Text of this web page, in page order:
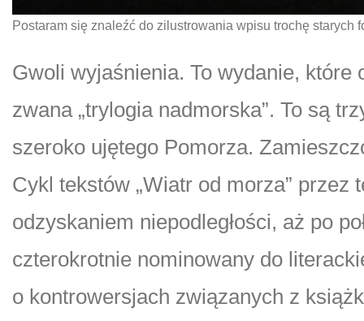
Postaram się znaleźć do zilustrowania wpisu trochę starych
Gwoli wyjaśnienia. To wydanie, które
zwana „trylogia nadmorska”. To są
szeroko ujętego Pomorza.
Cykl tekstów „Wiatr od morza” przez
odzyskaniem niepodległości, aż po
czterokrotnie nominowany do
o kontrowersjach związanych z